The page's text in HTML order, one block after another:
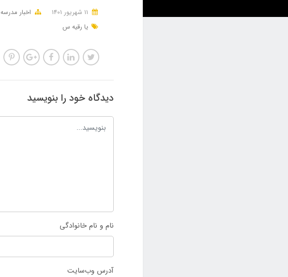
اخبار مدرسه
یا رقیه س
دیدگاه خود را بنویسید
نام و نام خانوادگی
آدرس وب‌سایت